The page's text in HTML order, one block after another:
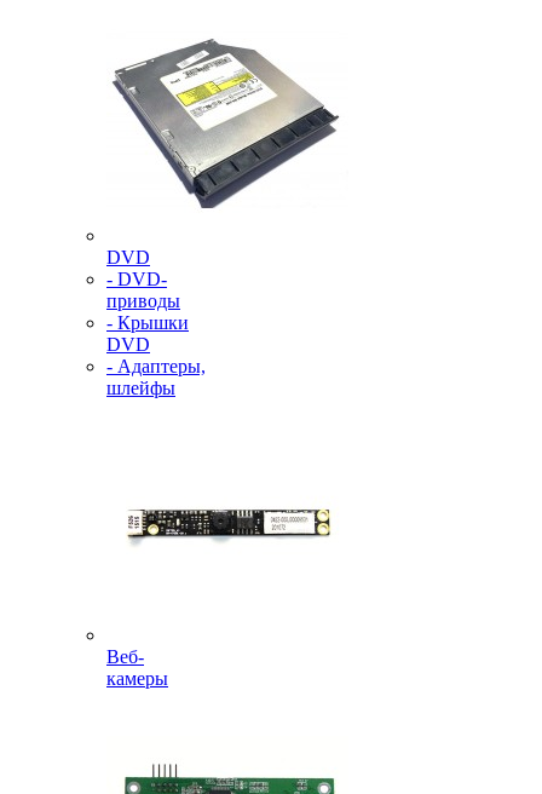
DVD
- DVD-
приводы
- Крышки
DVD
- Адаптеры,
шлейфы
Веб-
камеры